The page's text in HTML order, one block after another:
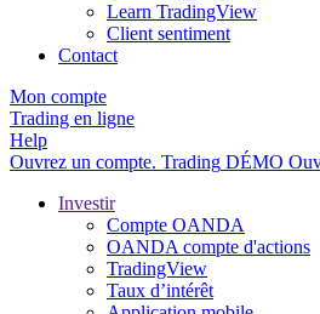
Learn TradingView
Client sentiment
Contact
Mon compte
Trading en ligne
Help
Ouvrez un compte. Trading DÉMO
Investir
Compte OANDA
OANDA compte d'actions
TradingView
Taux d’intérêt